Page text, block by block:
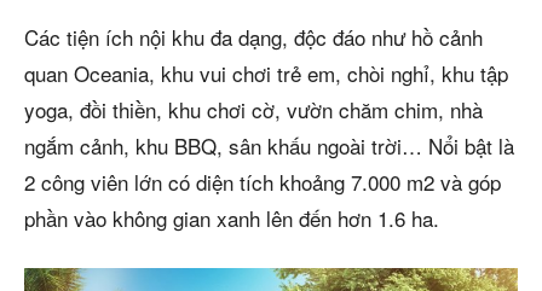
Các tiện ích nội khu đa dạng, độc đáo như hồ cảnh
quan Oceania, khu vui chơi trẻ em, chòi nghỉ, khu tập
yoga, đồi thiền, khu chơi cờ, vườn chăm chim, nhà
ngắm cảnh, khu BBQ, sân khấu ngoài trời… Nổi bật là
2 công viên lớn có diện tích khoảng 7.000 m2 và góp
phần vào không gian xanh lên đến hơn 1.6 ha.